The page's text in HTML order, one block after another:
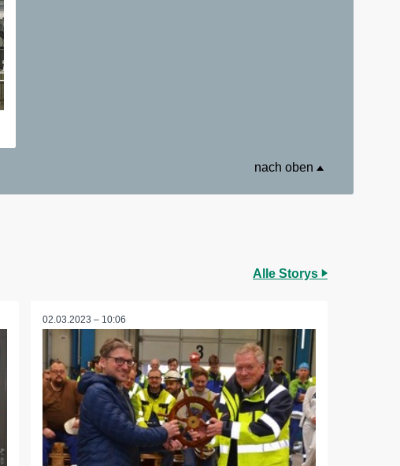
nach oben
Alle Storys
02.03.2023 – 10:06